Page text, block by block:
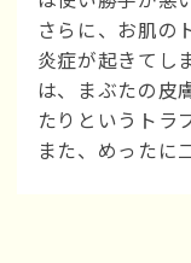
さらに、お肌の
炎症が起きてし
は、まぶたの皮
たりというトラ
また、めったに